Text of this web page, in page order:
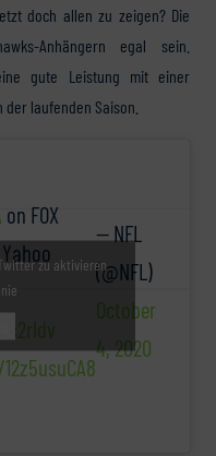
doch allen zu zeigen? Die
Anhängern egal sein.
gute Leistung mit einer
laufenden Saison.
on FOX
— NFL
(@NFL)
October
4, 2020
zu aktivieren